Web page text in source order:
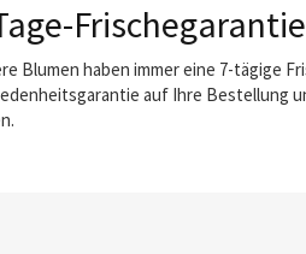
Frischegarantie
Blumen haben immer eine 7-tägige
auf Ihre Bestellung